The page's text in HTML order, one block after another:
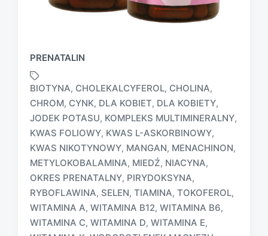
PRENATALIN
a
g
g
e
d
BIOTYNA, CHOLEKALCYFEROL, CHOLINA,
CHROM, CYNK, DLA KOBIET, DLA KOBIETY,
JODEK POTASU, KOMPLEKS MULTIMINERALNY,
KWAS FOLIOWY, KWAS L-ASKORBINOWY,
KWAS NIKOTYNOWY, MANGAN, MENACHINON,
METYLOKOBALAMINA, MIEDŹ, NIACYNA,
OKRES PRENATALNY, PIRYDOKSYNA,
RYBOFLAWINA, SELEN, TIAMINA, TOKOFEROL,
WITAMINA A, WITAMINA B12, WITAMINA B6,
WITAMINA C, WITAMINA D, WITAMINA E,